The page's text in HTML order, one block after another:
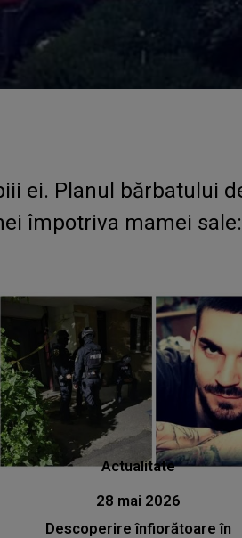
ei. Planul bărbatului
împotriva mamei
Actualitate
28 mai 2026
Descoperire înfiorătoare în